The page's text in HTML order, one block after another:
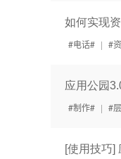
如何实现
电话
|
应用公园
制作
|
[使用技巧]